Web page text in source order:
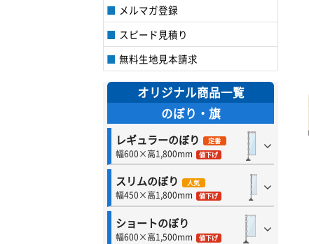
メルマガ登録
スピード見積り
無料生地見本請求
オリジナル商品一覧
のぼり・旗
レギュラーのぼり 定番
幅600×高1,800mm 値下げ
スリムのぼり 人気
幅450×高1,800mm 値下げ
ショートのぼり
幅600×高1,500mm 値下げ